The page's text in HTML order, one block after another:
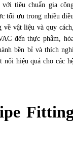
tiêu chuẩn gia
tối ưu trong nhiều
về vật liệu và quy
đến thực phẩm,
bền bỉ và thích
hiệu quả cho các